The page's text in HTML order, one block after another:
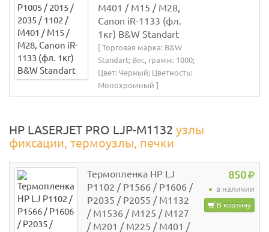
M401 / M15 / M28,
Canon iR-1133 (фл.
1кг) B&W Standart
[ Торговая марка: B&W
Standart; Вес, грамм: 1000;
Цвет: Черный; Цветность:
Монохромный ]
HP LASERJET PRO LJP-M1132 узлы
фиксации, термоузлы, печки
Термопленка HP LJ
P1102 / P1566 / P1606 /
P2035 / P2055 / M1132
/ M1536 / M125 / M127
/ M201 / M225 / M401 /
850
в наличии
В корзину